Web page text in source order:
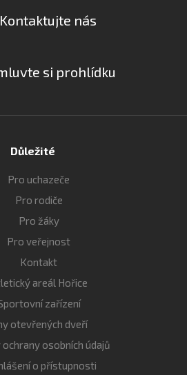
Kontaktujte nás
si prohlídku
Důležité
Pro uchazeče
Pro rodiče
Pro žáky
Pro veřejnost
Kontakt
areál Hořice
zařízení
otevřených dveří
ochrany osobních údajů
o přístupnosti